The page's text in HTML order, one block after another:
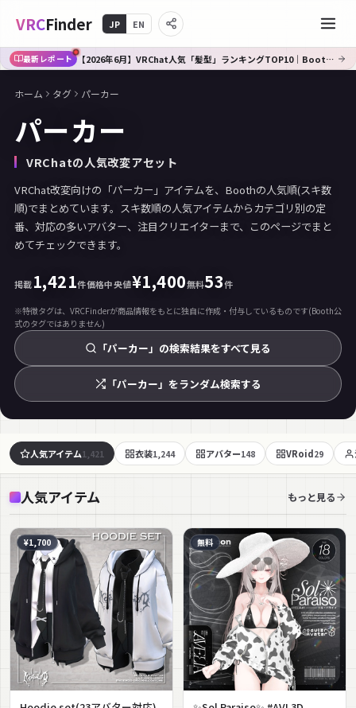
VRCFinder JP EN
最新レポート 【2026年6月】VRChat人気「髪型」ランキングTOP10｜Booth傾向分析
ホーム タグ パーカー
パーカー
VRChatの人気改変アセット
VRChat改変向けの「パーカー」アイテムを、Boothの人気順(スキ数
順)でまとめています。スキ数順の人気アイテムからカテゴリ別の定
番、対応の多いアバター、注目クリエイターまで、このページでまと
めてチェックできます。
掲載1,421件価格中央値¥1,400無料53件
※特徴タグは、VRCFinderが商品情報をもとに独自に作成・付与しているものです(Booth公
式のタグではありません)
「パーカー」の検索結果をすべて見る
「パーカー」をランダム検索する
人気アイテム 1,421 衣装1,244 アバター148 VRoid29
人気アイテム もっと見る
¥1,700 無料